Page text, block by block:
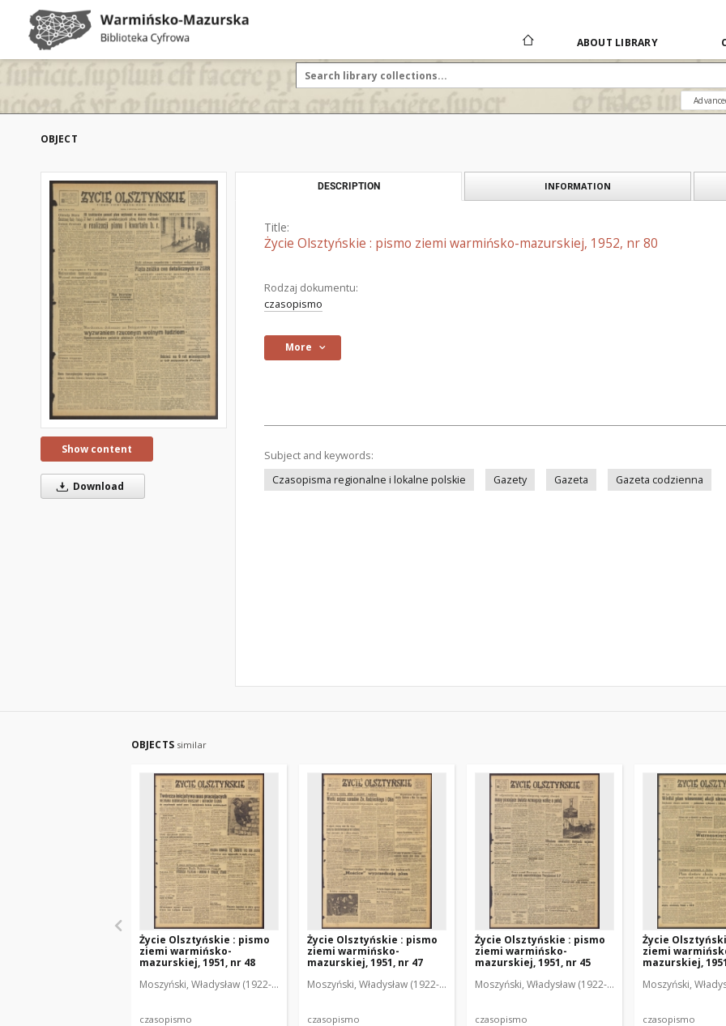
ABOUT LIBRARY
OBJECT
Show content
Download
DESCRIPTION INFORMATION
Title:
Życie Olsztyńskie : pismo ziemi warmińsko-mazurskiej, 1952, nr 80
Rodzaj dokumentu:
czasopismo
More
Subject and keywords:
Czasopisma regionalne i lokalne polskie
Gazety Gazeta Gazeta codzienna
OBJECTS similar
Życie Olsztyńskie : pismo
ziemi warmińsko-
mazurskiej, 1951, nr 48
Moszyński, Władysław (1922-2001). Red. Mroczkowski, Włodzimierz (1902-1971). Red. Osiecki, Andrzej. Red.
czasopismo
Życie Olsztyńskie : pismo
ziemi warmińsko-
mazurskiej, 1951, nr 47
Moszyński, Władysław (1922-2001). Red. Mroczkowski, Włodzimierz (1902-1971). Red.
czasopismo
Życie Olsztyńskie : pismo
ziemi warmińsko-
mazurskiej, 1951, nr 45
Moszyński, Władysław (1922-2001). Red. Mroczkowski,
czasopismo
Życie
ziemi
mazurskiej,
Moszyński,
czasopismo